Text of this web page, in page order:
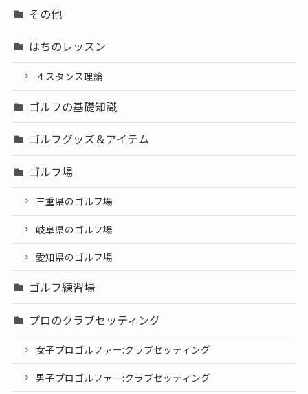
その他
はちのレッスン
４スタンス理論
ゴルフの基礎知識
ゴルフグッズ＆アイテム
ゴルフ場
三重県のゴルフ場
岐阜県のゴルフ場
愛知県のゴルフ場
ゴルフ練習場
プロのクラブセッティング
女子プロゴルファー:クラブセッティング
男子プロゴルファー:クラブセッティング